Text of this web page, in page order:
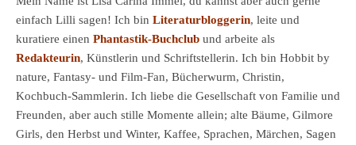
einfach Lilli sagen! Ich bin Literaturbloggerin, leite und
kuratiere einen Phantastik-Buchclub und arbeite als
Redakteurin, Künstlerin und Schriftstellerin. Ich bin Hobbit by
nature, Fantasy- und Film-Fan, Bücherwurm, Christin,
Kochbuch-Sammlerin. Ich liebe die Gesellschaft von Familie und
Freunden, aber auch stille Momente allein; alte Bäume, Gilmore
Girls, den Herbst und Winter, Kaffee, Sprachen, Märchen, Sagen